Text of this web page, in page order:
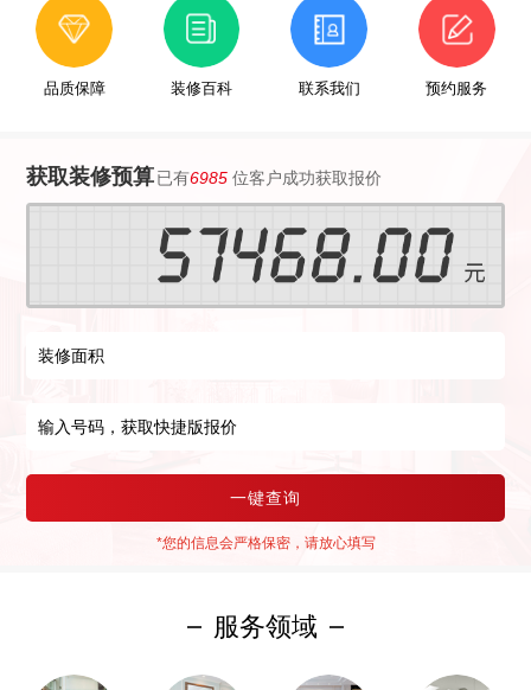
品质保障 装修百科 联系我们 预约服务
获取装修预算已有6985位客户成功获取报价
一键查询
*您的信息会严格保密，请放心填写
服务领域